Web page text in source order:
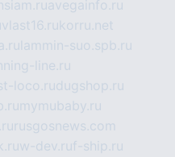
insiam.ruavegainfo.ru
vlast16.rukorru.net
lammin-suo.spb.ru
line.ru
loco.rudugshop.ru
mymubaby.ru
rusgosnews.com
w-dev.ruf-ship.ru